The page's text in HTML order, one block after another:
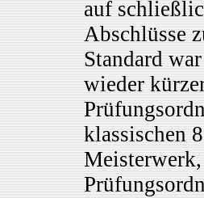
auf
Abschlüsse
Standard
wieder
klassischen